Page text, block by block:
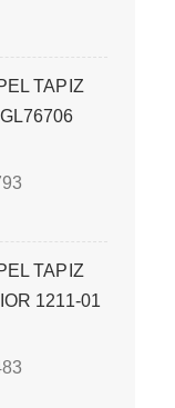
TAPIZ
TAPIZ
1211-01